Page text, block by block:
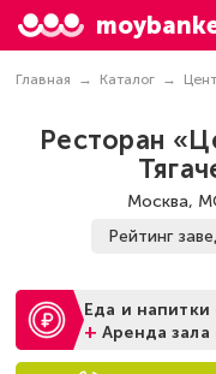
Главная Каталог
Ресторан
Москва,
Рейтинг
Еда и
+ Аренда зала